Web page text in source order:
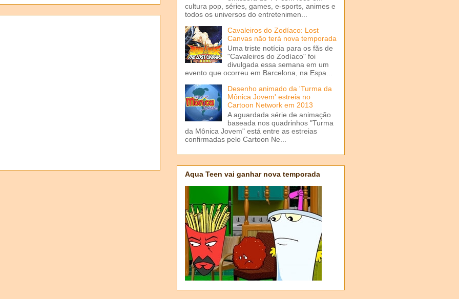
cultura pop, séries, games, e-sports, animes e
todos os universos do entretenimen...
Cavaleiros do Zodíaco: Lost
Canvas não terá nova temporada
Uma triste notícia para os fãs de
"Cavaleiros do Zodíaco" foi
divulgada essa semana em um
evento que ocorreu em Barcelona, na Espa...
Desenho animado da 'Turma da
Mônica Jovem' estreia no
Cartoon Network em 2013
A aguardada série de animação
baseada nos quadrinhos "Turma
da Mônica Jovem" está entre as estreias
confirmadas pelo Cartoon Ne...
Aqua Teen vai ganhar nova temporada